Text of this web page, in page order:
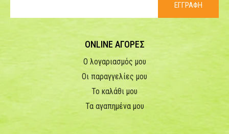
ΕΓΓΡΑΦΗ
ONLINE ΑΓΟΡΕΣ
Ο λογαριασμός μου
Οι παραγγελίες μου
Το καλάθι μου
Τα αγαπημένα μου